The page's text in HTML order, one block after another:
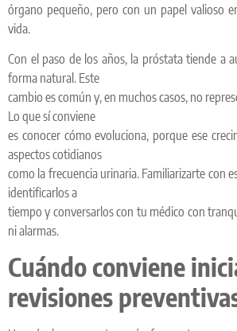
órgano pequeño, pero con un papel valioso
vida.
Con el paso de los años, la próstata tiende a
forma natural. Este
cambio es común y, en muchos casos, no
Lo que sí conviene
es conocer cómo evoluciona, porque ese
aspectos cotidianos
como la frecuencia urinaria. Familiarizarte con
identificarlos a
tiempo y conversarlos con tu médico con
ni alarmas.
Cuándo conviene
revisiones